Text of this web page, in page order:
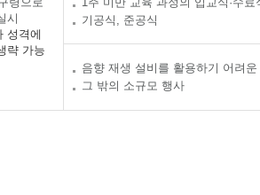
시
성격에
략 가능
기공식, 준공식
음향 재생 설비를 활용하기 어려운
그 밖의 소규모 행사